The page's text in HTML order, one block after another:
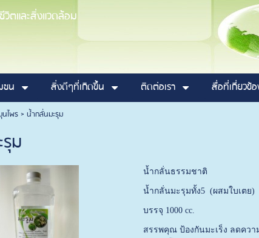
ตและสิ่งแวดล้อม
ชน สิ่งดีๆที่เกิดขึ้น ติดต่อเรา สื่อที่เกี่ยวข้
ไพร> น้ำกลั่นมะรุม
ม
น้ำกลั่นธรรมชาติ
น้ำกลั่นมะรุมทั้ง5 (ผสมใบเตย)
บรรจุ 1000 cc.
สรรพคุณ ป้องกันมะเร็ง ลดคว